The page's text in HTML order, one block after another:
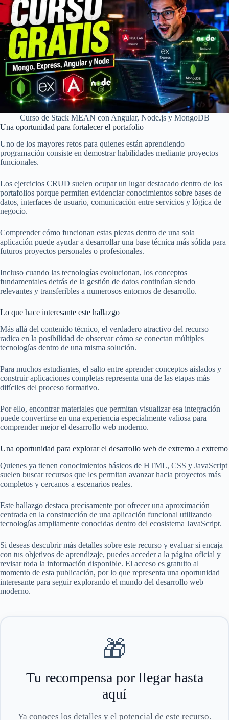
Curso de Stack MEAN con Angular, Node.js y MongoDB
Una oportunidad para fortalecer el portafolio
Uno de los mayores retos para quienes están aprendiendo
programación consiste en demostrar habilidades mediante proyectos
funcionales.
Los ejercicios CRUD suelen ocupar un lugar destacado dentro de los
portafolios porque permiten evidenciar conocimientos sobre bases de
datos, interfaces de usuario, comunicación entre servicios y lógica de
negocio.
Comprender cómo funcionan estas piezas dentro de una sola
aplicación puede ayudar a desarrollar una base técnica más sólida para
futuros proyectos personales o profesionales.
Incluso cuando las tecnologías evolucionan, los conceptos
fundamentales detrás de la gestión de datos continúan siendo
relevantes y transferibles a numerosos entornos de desarrollo.
Lo que hace interesante este hallazgo
Más allá del contenido técnico, el verdadero atractivo del recurso
radica en la posibilidad de observar cómo se conectan múltiples
tecnologías dentro de una misma solución.
Para muchos estudiantes, el salto entre aprender conceptos aislados y
construir aplicaciones completas representa una de las etapas más
difíciles del proceso formativo.
Por ello, encontrar materiales que permitan visualizar esa integración
puede convertirse en una experiencia especialmente valiosa para
comprender mejor el desarrollo web moderno.
Una oportunidad para explorar el desarrollo web de extremo a extremo
Quienes ya tienen conocimientos básicos de HTML, CSS y JavaScript
suelen buscar recursos que les permitan avanzar hacia proyectos más
completos y cercanos a escenarios reales.
Este hallazgo destaca precisamente por ofrecer una aproximación
centrada en la construcción de una aplicación funcional utilizando
tecnologías ampliamente conocidas dentro del ecosistema JavaScript.
Si deseas descubrir más detalles sobre este recurso y evaluar si encaja
con tus objetivos de aprendizaje, puedes acceder a la página oficial y
revisar toda la información disponible. El acceso es gratuito al
momento de esta publicación, por lo que representa una oportunidad
interesante para seguir explorando el mundo del desarrollo web
moderno.
🎁
Tu recompensa por llegar hasta
aquí
Ya conoces los detalles y el potencial de este recurso.